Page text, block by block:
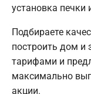
установка печки
Подбираете
построить дом и
тарифами и
максимально
акции.